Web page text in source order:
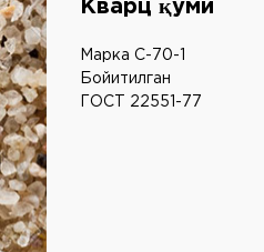
Кварц қуми
Марка С-70-1
Бойитилган
ГОСТ 22551-77